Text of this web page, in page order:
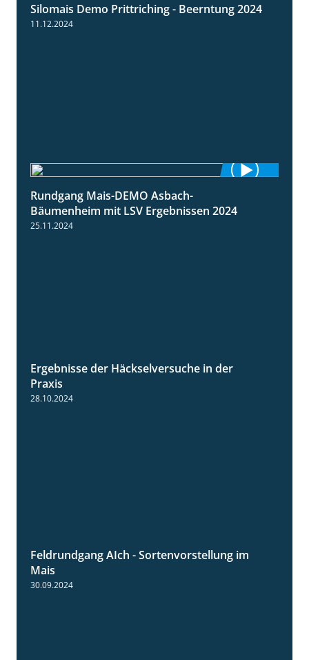
12:28
Silomais Demo Prittriching - Beerntung 2024
11.12.2024
Rundgang Mais-DEMO Asbach-
Bäumenheim mit LSV Ergebnissen 2024
25.11.2024
Ergebnisse der Häckselversuche in der
Praxis
28.10.2024
11:24
Feldrundgang AIch - Sortenvorstellung im
Mais
30.09.2024